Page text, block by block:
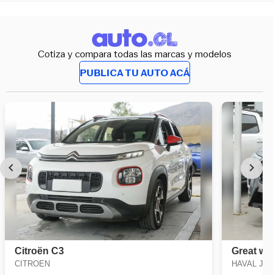
Cotiza y compara todas las marcas y modelos
PUBLICA TU AUTO ACÁ